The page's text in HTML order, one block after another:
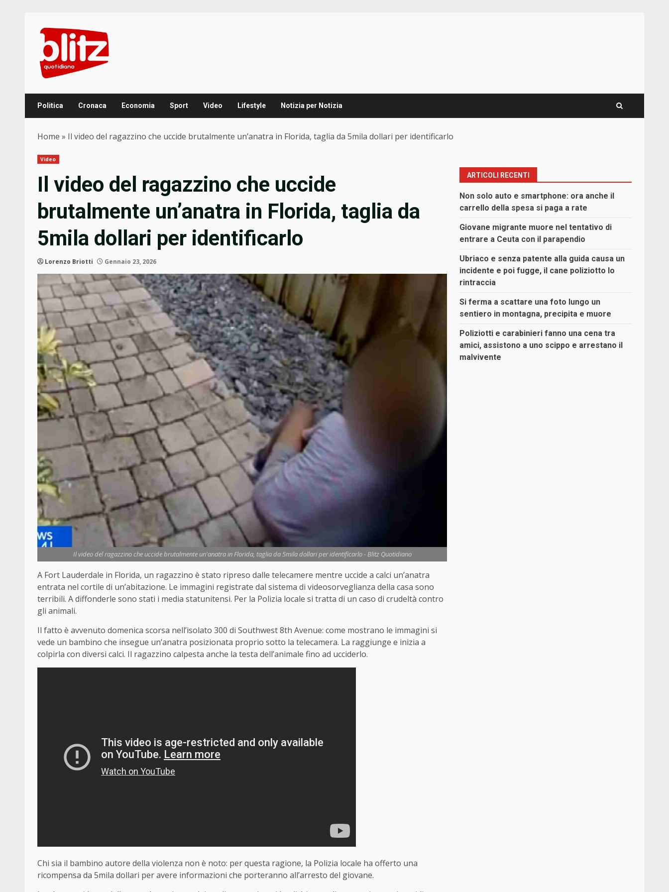
content
Politica Cronaca Economia Sport Video Lifestyle Notizia per Notizia
Home » Il video del ragazzino che uccide brutalmente un’anatra in Florida, taglia da 5mila dollari per identificarlo
Video
Il video del ragazzino che uccide
brutalmente un’anatra in Florida, taglia da
5mila dollari per identificarlo
Lorenzo Briotti Gennaio 23, 2026
Il video del ragazzino che uccide brutalmente un'anatra in Florida, taglia da 5mila dollari per identificarlo - Blitz Quotidiano
A Fort Lauderdale in Florida, un ragazzino è stato ripreso dalle telecamere mentre uccide a calci un’anatra
entrata nel cortile di un’abitazione. Le immagini registrate dal sistema di videosorveglianza della casa sono
terribili. A diffonderle sono stati i media statunitensi. Per la Polizia locale si tratta di un caso di crudeltà contro
gli animali.
Il fatto è avvenuto domenica scorsa nell’isolato 300 di Southwest 8th Avenue: come mostrano le immagini si
vede un bambino che insegue un’anatra posizionata proprio sotto la telecamera. La raggiunge e inizia a
colpirla con diversi calci. Il ragazzino calpesta anche la testa dell’animale fino ad ucciderlo.
Chi sia il bambino autore della violenza non è noto: per questa ragione, la Polizia locale ha offerto una
ricompensa da 5mila dollari per avere informazioni che porteranno all’arresto del giovane.
ARTICOLI RECENTI
Non solo auto e smartphone: ora anche il
carrello della spesa si paga a rate
Giovane migrante muore nel tentativo di
entrare a Ceuta con il parapendio
Ubriaco e senza patente alla guida causa un
incidente e poi fugge, il cane poliziotto lo
rintraccia
Si ferma a scattare una foto lungo un
sentiero in montagna, precipita e muore
Poliziotti e carabinieri fanno una cena tra
amici, assistono a uno scippo e arrestano il
malvivente